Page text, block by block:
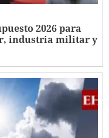
2026 para
industria militar y